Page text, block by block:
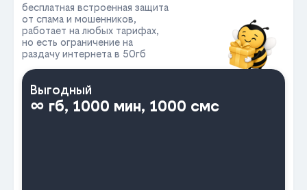
бесплатная встроенная защита
от спама и мошенников,
работает на любых тарифах,
но есть ограничение на
раздачу интернета в 50гб
Выгодный
∞ гб, 1000 мин, 1000 смс